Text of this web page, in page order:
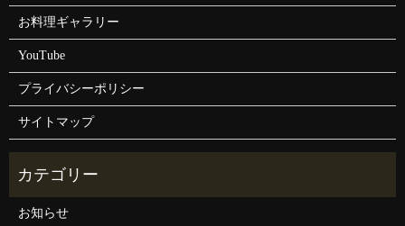
お料理ギャラリー
YouTube
プライバシーポリシー
サイトマップ
お知らせ